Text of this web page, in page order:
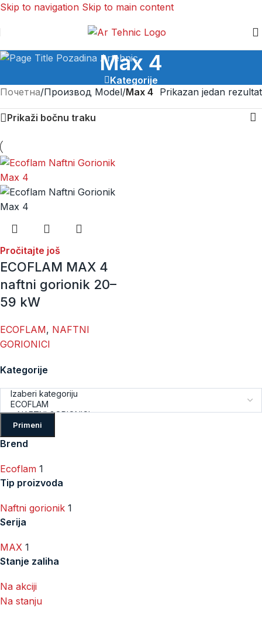
Skip to navigation Skip to main content
Max 4
Kategorije
Kategorije
Primeni
Brend
Ecoflam 1
Tip proizvoda
Naftni gorionik 1
Serija
MAX 1
Stanje zaliha
Na akciji
Na stanju
Почетна/Производ Model/Max 4 Prikazan jedan rezultat
Prikaži bočnu traku
Pročitajte još
ECOFLAM MAX 4
naftni gorionik 20–
59 kW
ECOFLAM, NAFTNI
GORIONICI